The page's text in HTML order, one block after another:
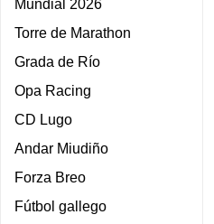
Mundial 2026
Torre de Marathon
Grada de Río
Opa Racing
CD Lugo
Andar Miudiño
Forza Breo
Fútbol gallego